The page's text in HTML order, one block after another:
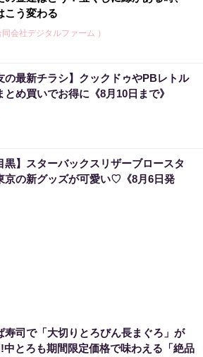
こう変わる
会社デジタルファーム ）
ら学ぶ『特権アクセス管理』
）
ン1位の実績！380円で5日間お試し。
ブ健康本舗）
じの裏技】当たる側に回るか、このま
の最新チラシ】クックドゥやPBレトル
とめ買いでお得に《8月10日まで》
黒】スターバックスリザーブロースタ
京の新グッズが可愛い♡《8月6日発
寿司で「大切りとろびん長まぐろ」が
中とろも期間限定価格で味わえる「絶品